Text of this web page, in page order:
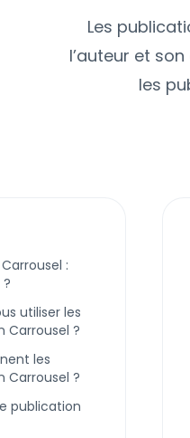
Les
l’auteur et
les
:
utiliser les
Carrousel ?
les
Carrousel ?
publication